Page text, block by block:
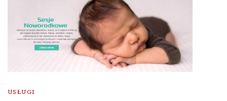
USŁUGI